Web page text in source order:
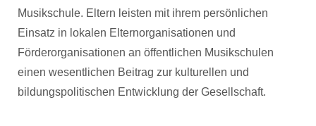
Musikschule. Eltern leisten mit ihrem persönlichen
Einsatz in lokalen Elternorganisationen und
Förderorganisationen an öffentlichen Musikschulen
einen wesentlichen Beitrag zur kulturellen und
bildungspolitischen Entwicklung der Gesellschaft.